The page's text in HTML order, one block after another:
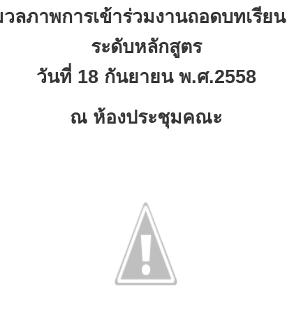
ลภาพการเข้าร่วมงานถอดบทเรียน
ระดับหลักสูตร
วันที่ 18กันยายน พ.ศ.2558
ณ ห้องประชุมคณะ